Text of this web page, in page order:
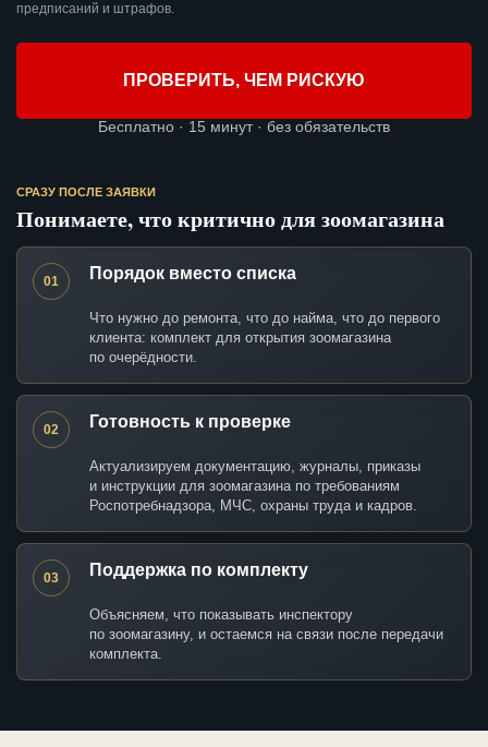
предписаний и штрафов.
ПРОВЕРИТЬ, ЧЕМ РИСКУЮ
Бесплатно · 15 минут · без обязательств
СРАЗУ ПОСЛЕ ЗАЯВКИ
Понимаете, что критично для зоомагазина
01 Порядок вместо списка
Что нужно до ремонта, что до найма, что до первого
клиента: комплект для открытия зоомагазина
по очерёдности.
02 Готовность к проверке
Актуализируем документацию, журналы, приказы
и инструкции для зоомагазина по требованиям
Роспотребнадзора, МЧС, охраны труда и кадров.
03 Поддержка по комплекту
Объясняем, что показывать инспектору
по зоомагазину, и остаемся на связи после передачи
комплекта.